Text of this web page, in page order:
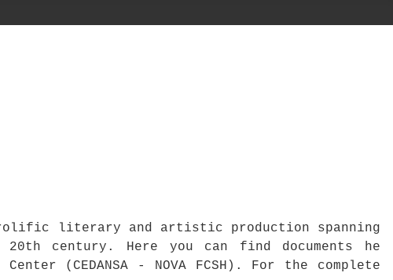
prolific literary and artistic production spanning
century. Here you can find documents he
(CEDANSA - NOVA FCSH). For the complete